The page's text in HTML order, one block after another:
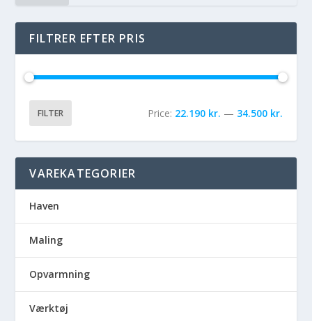
FILTRER EFTER PRIS
FILTER Price: 22.190 kr. — 34.500 kr.
VAREKATEGORIER
Haven
Maling
Opvarmning
Værktøj